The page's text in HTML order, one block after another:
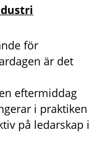
för
är det
eftermiddag
i praktiken
på ledarskap i